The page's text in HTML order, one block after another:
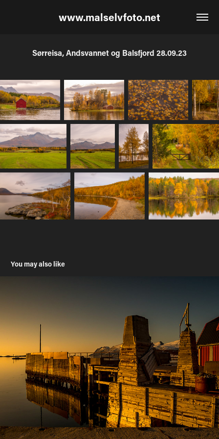
www.malselvfoto.net
Sørreisa, Andsvannet og Balsfjord 28.09.23
You may also like